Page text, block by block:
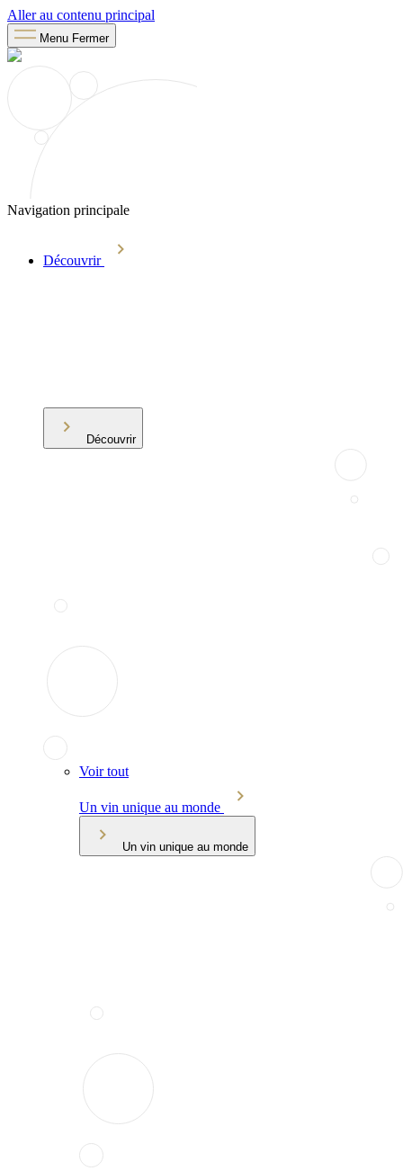
Aller au contenu principal
Menu Fermer
Navigation principale
Découvrir
Découvrir
Voir tout
Un vin unique au monde
Un vin unique au monde